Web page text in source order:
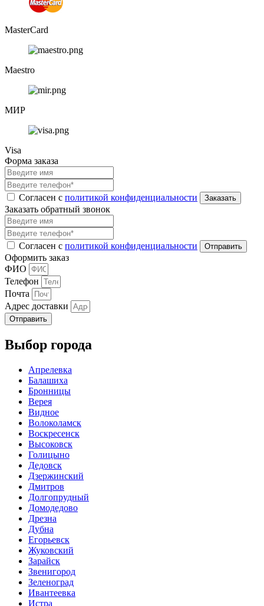
MasterCard
Maestro
МИР
Visa
Форма заказа
Согласен с политикой конфиденциальности
Заказать обратный звонок
Согласен с политикой конфиденциальности
Оформить заказ
ФИО
Телефон
Почта
Адрес доставки
Отправить
Выбор города
Апрелевка
Балашиха
Бронницы
Верея
Видное
Волоколамск
Воскресенск
Высоковск
Голицыно
Дедовск
Дзержинский
Дмитров
Долгопрудный
Домодедово
Дрезна
Дубна
Егорьевск
Жуковский
Зарайск
Звенигород
Зеленоград
Ивантеевка
Истра